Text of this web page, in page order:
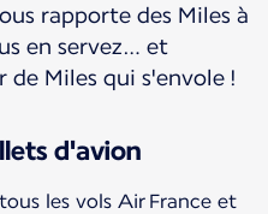
rapporte des Miles à
en servez… et
Miles qui s'envole !
d'avion
les vols Air France et